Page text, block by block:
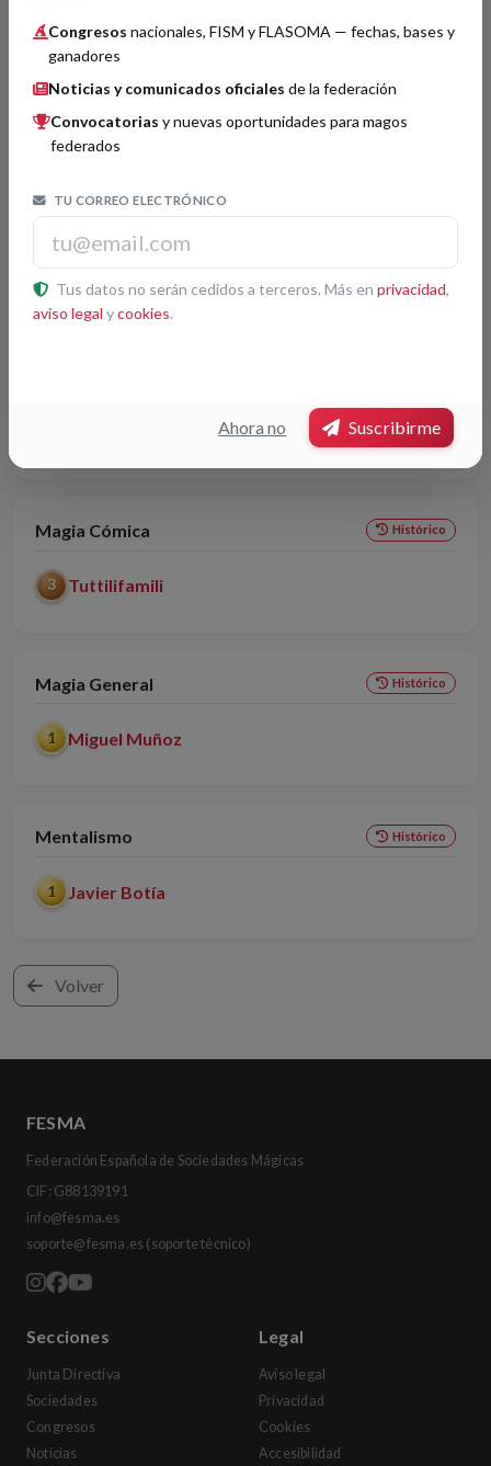
Cartomagia Histórico
2 Pere Rafat
3 Javi Benítez
Grandes Ilusiones
Magia Cómica Histórico
3 Tuttilifamili
Magia General Histórico
1 Miguel Muñoz
Mentalismo Histórico
1 Javier Botía
Volver
Congresos nacionales, FISM y FLASOMA — fechas, bases y
ganadores
Noticias y comunicados oficiales de la federación
Convocatorias y nuevas oportunidades para magos
federados
TU CORREO ELECTRÓNICO
Tus datos no serán cedidos a terceros. Más en privacidad,
aviso legal ycookies.
Ahora no Suscribirme
FESMA
Federación Española de Sociedades Mágicas
CIF: G88139191
info@fesma.es
soporte@fesma.es (soporte técnico)
Secciones
Junta Directiva
Sociedades
Congresos
Noticias
Legal
Aviso legal
Privacidad
Cookies
Accesibilidad